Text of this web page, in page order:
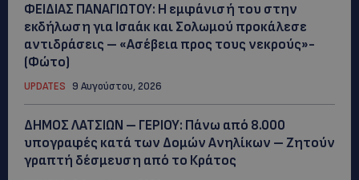
ΦΕΙΔΙΑΣ ΠΑΝΑΓΙΩΤΟΥ: Η εμφάνισή του στην
εκδήλωση για Ισαάκ και Σολωμού προκάλεσε
αντιδράσεις – «Ασέβεια προς τους νεκρούς»-
(Φώτο)
UPDATES 9 Αυγούστου, 2026
ΔΗΜΟΣ ΛΑΤΣΙΩΝ – ΓΕΡΙΟΥ: Πάνω από 8.000
υπογραφές κατά των Δομών Ανηλίκων – Ζητούν
γραπτή δέσμευση από το Κράτος